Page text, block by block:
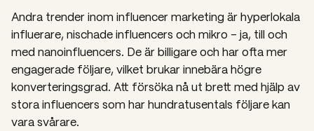
Andra trender inom influencer marketing är hyperlokala
influerare, nischade influencers och mikro – ja, till och
med nanoinfluencers. De är billigare och har ofta mer
engagerade följare, vilket brukar innebära högre
konverteringsgrad. Att försöka nå ut brett med hjälp av
stora influencers som har hundratusentals följare kan
vara svårare.